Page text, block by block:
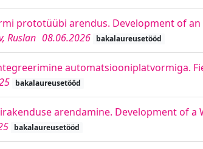
prototüübi arendus. Development of
Ruslan 08.06.2026 bakalaureusetööd
automatsiooniplatvormiga.
bakalaureusetööd
arendamine. Development of a
bakalaureusetööd